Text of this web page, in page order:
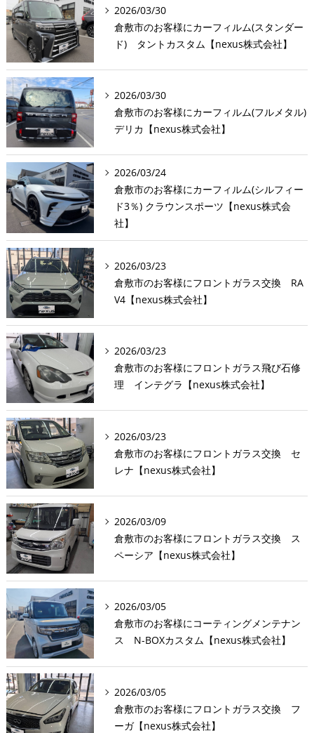
2026/03/30
倉敷市のお客様にカーフィルム(スタンダー
ド) タントカスタム【nexus株式会社】
2026/03/30
倉敷市のお客様にカーフィルム(フルメタル)
デリカ【nexus株式会社】
2026/03/24
倉敷市のお客様にカーフィルム(シルフィー
ド3％) クラウンスポーツ【nexus株式会
社】
2026/03/23
倉敷市のお客様にフロントガラス交換 RA
V4【nexus株式会社】
2026/03/23
倉敷市のお客様にフロントガラス飛び石修
理 インテグラ【nexus株式会社】
2026/03/23
倉敷市のお客様にフロントガラス交換 セ
レナ【nexus株式会社】
2026/03/09
倉敷市のお客様にフロントガラス交換 ス
ペーシア【nexus株式会社】
2026/03/05
倉敷市のお客様にコーティングメンテナン
ス N-BOXカスタム【nexus株式会社】
2026/03/05
倉敷市のお客様にフロントガラス交換 フ
ーガ【nexus株式会社】